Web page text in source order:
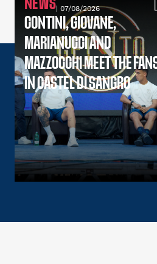
NEWS| 07/08/2026
CONTINI, GIOVANE,
MARIANUCCI AND
MAZZOCCHI MEET THE
IN CASTEL DI SANGRO